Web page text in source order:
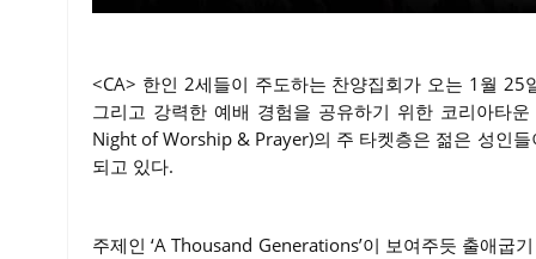
<CA> 한인 2세들이 주도하는 찬양집회가 오는 1월
그리고 강력한 예배 경험을 공유하기 위한 코리아타
Night of Worship & Prayer)의 주 타켓층은 젊은 성인
되고 있다.
주제인 ‘A Thousand Generations’이 보여주듯 출애